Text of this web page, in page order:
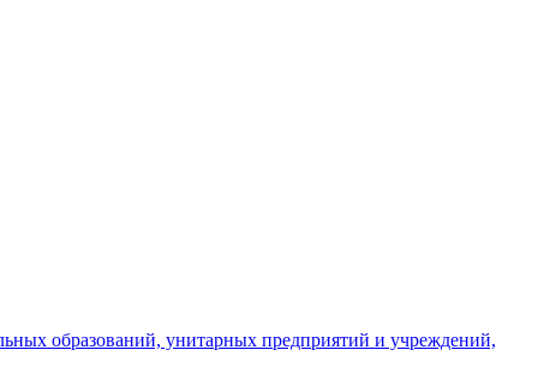
образований, унитарных предприятий и учреждений,